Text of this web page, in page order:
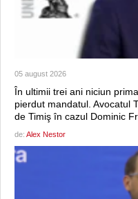
05 august 2026
În ultimii trei ani niciun
pierdut mandatul. Avocatul
de Timiş în cazul Dominic
de: Alex Nestor